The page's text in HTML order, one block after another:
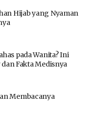
Hijab yang Nyaman
pada Wanita? Ini
Fakta Medisnya
Membacanya